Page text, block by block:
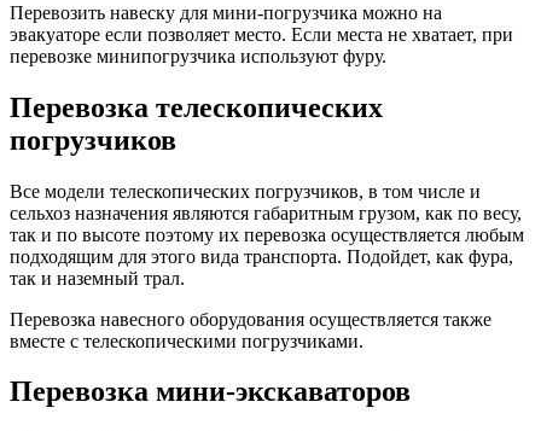
Перевозить навеску для мини-погрузчика можно на
эвакуаторе если позволяет место. Если места не хватает, при
перевозке минипогрузчика используют фуру.
Перевозка телескопических
погрузчиков
Все модели телескопических погрузчиков, в том числе и
сельхоз назначения являются габаритным грузом, как по весу,
так и по высоте поэтому их перевозка осуществляется любым
подходящим для этого вида транспорта. Подойдет, как фура,
так и наземный трал.
Перевозка навесного оборудования осуществляется также
вместе с телескопическими погрузчиками.
Перевозка мини-экскаваторов